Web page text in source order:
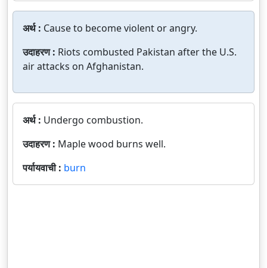
अर्थ : Cause to become violent or angry.
उदाहरण : Riots combusted Pakistan after the U.S.
air attacks on Afghanistan.
अर्थ : Undergo combustion.
उदाहरण : Maple wood burns well.
पर्यायवाची : burn